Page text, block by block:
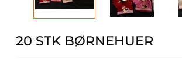
20 STK BØRNEHUER